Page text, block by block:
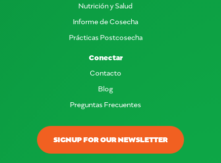
SIGNUP FOR OUR NEWSLETTER
Nutrición y Salud
Informe de Cosecha
Prácticas Postcosecha
Conectar
Contacto
Blog
Preguntas Frecuentes